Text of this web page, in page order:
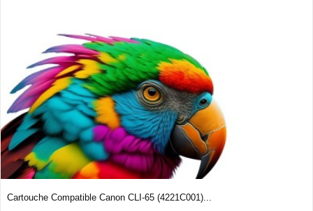
Cartouche Compatible Canon CLI-65 (4221C001)...